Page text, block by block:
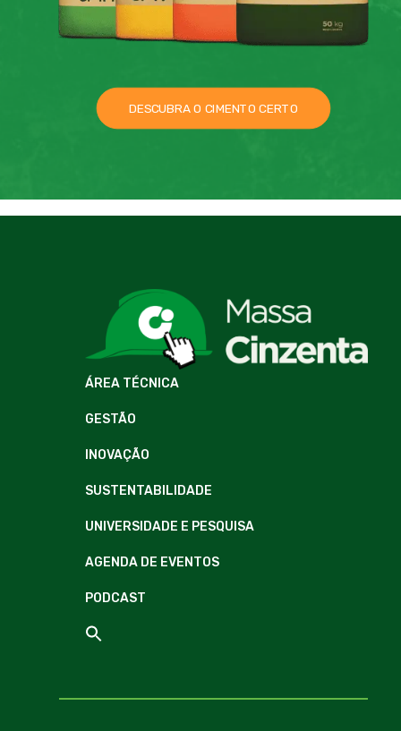
DESCUBRA O CIMENTO CERTO
ÁREA TÉCNICA
GESTÃO
INOVAÇÃO
SUSTENTABILIDADE
UNIVERSIDADE E PESQUISA
AGENDA DE EVENTOS
PODCAST